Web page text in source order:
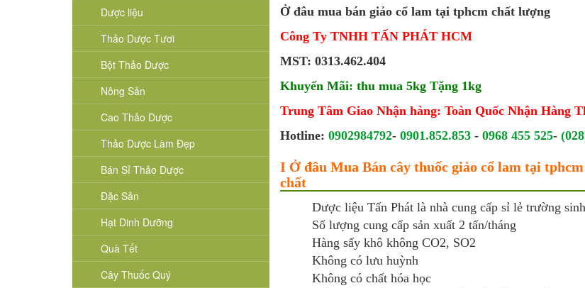
Dược liệu
Thảo Dược Tươi
Bột Thảo Dược
Nông Sản
Cao Thảo Dược
Thảo Dược Làm Đẹp
Bán Sỉ Thảo Dược
Đặc Sản
Hạt Dinh Dưỡng
Quà Tết
Cây Thuốc Quý
Ở đâu mua bán giảo cổ lam tại tphcm chất lượng
Công Ty TNHH TẤN PHÁT HCM
MST: 0313.462.404
Khuyến Mãi: thu mua 5kg Tặng 1kg
Trung Tâm Giao Nhận hàng: Toàn Quốc Nhận Hàng
Hotline: 0902984792- 0901.852.853- 0968 455 525-
I Ở đâu Mua Bán cây thuốc giảo cổ lam tại
chất
Dược liệu Tấn Phát là nhà cung cấp sỉ lẻ trường
Số lượng cung cấp sản xuất 2 tấn/tháng
Hàng sấy khô không CO2, SO2
Không có lưu huỳnh
Không có chất hóa học